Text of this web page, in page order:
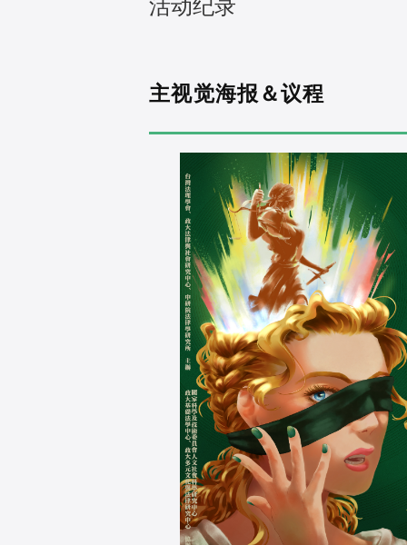
活动纪录
主视觉海报＆议程